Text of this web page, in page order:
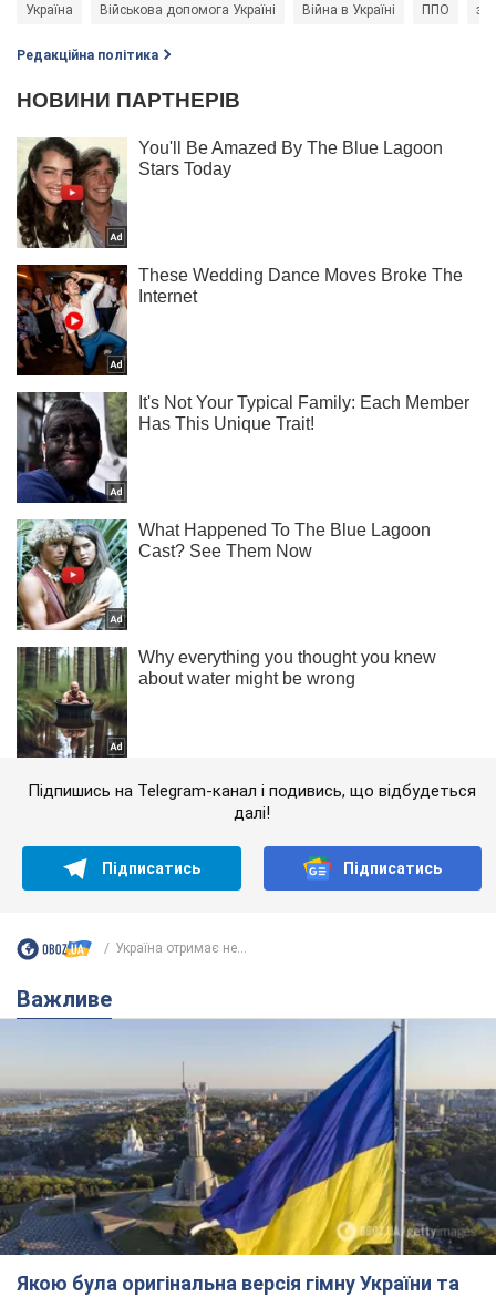
Україна Військова допомога Україні Війна в Україні ППО
Редакційна політика
Підпишись на Telegram-канал і подивись, що відбудеться
далі!
Підписатись Підписатись
Україна отримає не...
Важливе
Якою була оригінальна версія гімну України та